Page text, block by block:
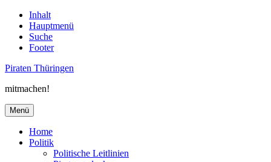
Inhalt
Hauptmenü
Suche
Footer
Piraten Thüringen
mitmachen!
Menü
Home
Politik
Politische Leitlinien